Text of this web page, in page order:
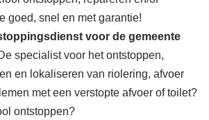
goed, snel en met garantie!
voor de gemeente
specialist voor het ontstoppen,
en lokaliseren van riolering, afvoer
met een verstopte afvoer of toilet?
ontstoppen?